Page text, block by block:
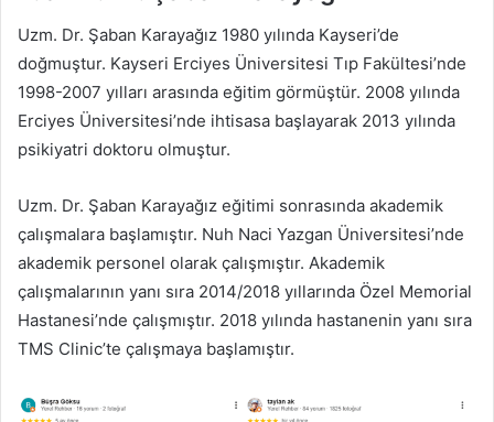
Uzm. Dr. Şaban Karayağız 1980 yılında Kayseri’de
doğmuştur. Kayseri Erciyes Üniversitesi Tıp Fakültesi’nde
1998-2007 yılları arasında eğitim görmüştür. 2008 yılında
Erciyes Üniversitesi’nde ihtisasa başlayarak 2013 yılında
psikiyatri doktoru olmuştur.
Uzm. Dr. Şaban Karayağız eğitimi sonrasında akademik
çalışmalara başlamıştır. Nuh Naci Yazgan Üniversitesi’nde
akademik personel olarak çalışmıştır. Akademik
çalışmalarının yanı sıra 2014/2018 yıllarında Özel Memorial
Hastanesi’nde çalışmıştır. 2018 yılında hastanenin yanı sıra
TMS Clinic’te çalışmaya başlamıştır.